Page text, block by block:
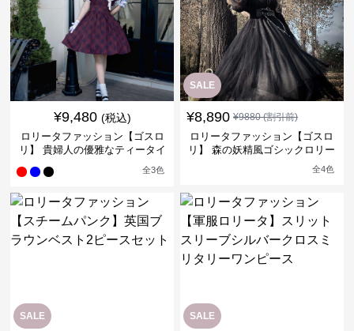
¥9,480 (税込)
ロリータファッション【ゴスロ
リ】 貴婦人の優雅なティータイ
全3色
SALE
¥8,890 ¥9880(割引前)
ロリータファッション【ゴスロ
リ】 森の妖精風ゴシックロリー
全4色
SALE SALE